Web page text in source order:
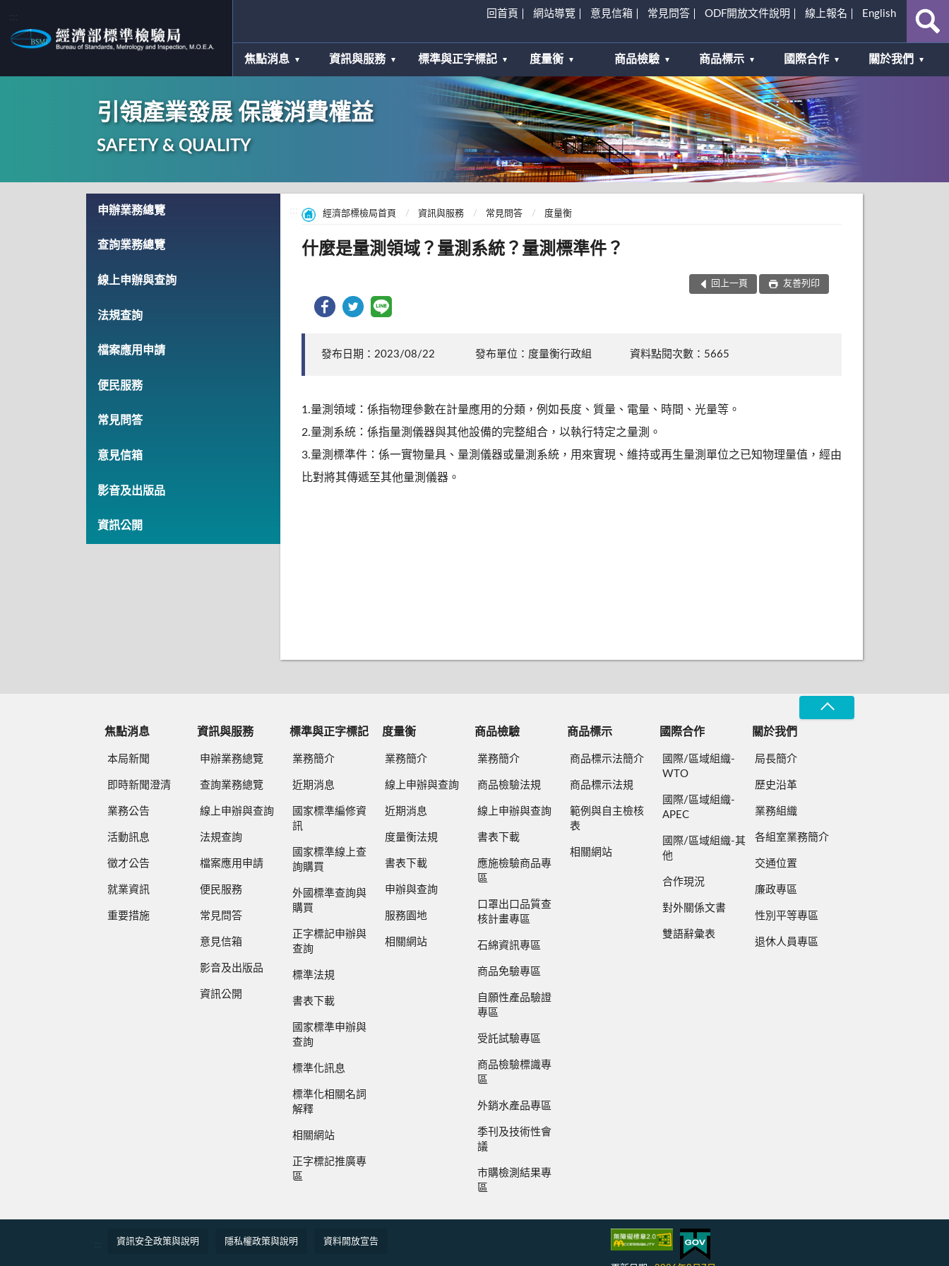
回首頁 網站導覽 意見信箱 常見問答 ODF開放文件說明 線上報名 English
焦點消息 資訊與服務 標準與正字標記 度量衡 商品檢驗 商品標示 國際合作 關於我們
引領產業發展 保護消費權益
SAFETY & QUALITY
申辦業務總覽
查詢業務總覽
線上申辦與查詢
法規查詢
檔案應用申請
便民服務
常見問答
意見信箱
影音及出版品
資訊公開
經濟部標檢局首頁 資訊與服務 常見問答 度量衡
什麼是量測領域？量測系統？量測標準件？
回上一頁 友善列印
發布日期：2023/08/22 發布單位：度量衡行政組 資料點閱次數：5665
1.量測領域：係指物理參數在計量應用的分類，例如長度、質量、電量、時間、光量等。
2.量測系統：係指量測儀器與其他設備的完整組合，以執行特定之量測。
3.量測標準件：係一實物量具、量測儀器或量測系統，用來實現、維持或再生量測單位之已知物理量值，經由
比對將其傳遞至其他量測儀器。
焦點消息
本局新聞
即時新聞澄清
業務公告
活動訊息
徵才公告
就業資訊
重要措施
資訊與服務
申辦業務總覽
查詢業務總覽
線上申辦與查詢
法規查詢
檔案應用申請
便民服務
常見問答
意見信箱
影音及出版品
資訊公開
標準與正字標記
業務簡介
近期消息
國家標準編修資
訊
國家標準線上查
詢購買
外國標準查詢與
購買
正字標記申辦與
查詢
標準法規
書表下載
國家標準申辦與
查詢
標準化訊息
標準化相關名詞
解釋
相關網站
正字標記推廣專
區
度量衡
業務簡介
線上申辦與查詢
近期消息
度量衡法規
書表下載
申辦與查詢
服務園地
相關網站
商品檢驗
業務簡介
商品檢驗法規
線上申辦與查詢
書表下載
應施檢驗商品專
區
口罩出口品質查
核計畫專區
石綿資訊專區
商品免驗專區
自願性產品驗證
專區
受託試驗專區
商品檢驗標識專
區
外銷水產品專區
季刊及技術性會
議
市購檢測結果專
區
商品標示
商品標示法簡介
商品標示法規
範例與自主檢核
表
相關網站
國際合作
國際/區域組織-
WTO
國際/區域組織-
APEC
國際/區域組織-其
他
合作現況
對外關係文書
雙語辭彙表
關於我們
局長簡介
歷史沿革
業務組織
各組室業務簡介
交通位置
廉政專區
性別平等專區
退休人員專區
資訊安全政策與說明 隱私權政策與說明 資料開放宣告